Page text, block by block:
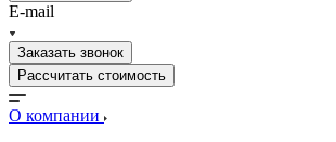
E-mail
Заказать звонок
Рассчитать стоимость
О компании